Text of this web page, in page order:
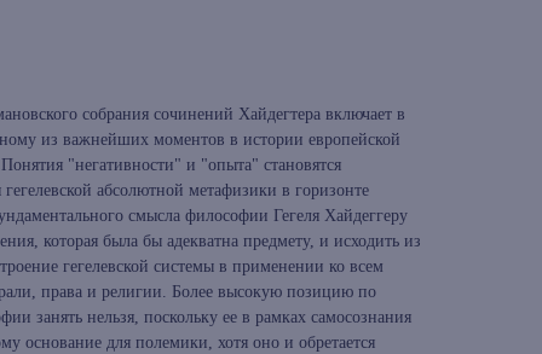
собрания сочинений Хайдегтера включает в
из важнейших моментов в истории европейской
"негативности" и "опыта" становятся
абсолютной метафизики в горизонте
смысла философии Гегеля Хайдеггеру
которая была бы адекватна предмету, и исходить из
гегелевской системы в применении ко всем
права и религии. Более высокую позицию по
занять нельзя, поскольку ее в рамках самосознания
основание для полемики, хотя оно и обретается